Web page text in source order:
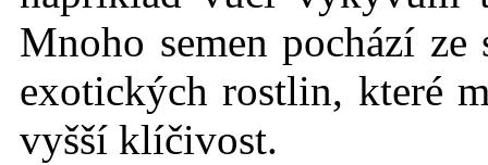
Mnoho semen pochází ze
exotických rostlin, které
vyšší klíčivost.